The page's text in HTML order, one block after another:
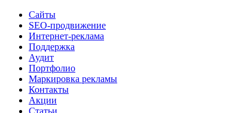
Сайты
SEO-продвижение
Интернет-реклама
Поддержка
Аудит
Портфолио
Маркировка рекламы
Контакты
Акции
Статьи